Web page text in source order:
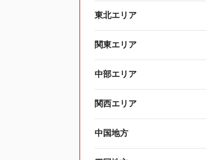
東北エリア
関東エリア
中部エリア
関西エリア
中国地方